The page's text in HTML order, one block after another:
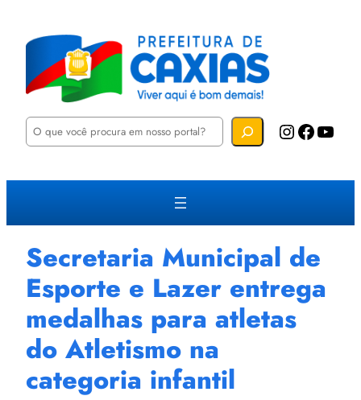
P
u
a
Instagram Facebook YouTube
Secretaria Municipal de
Esporte e Lazer entrega
medalhas para atletas
do Atletismo na
categoria infantil